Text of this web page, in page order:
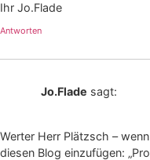
Ihr Jo.Flade
Antworten
Jo.Flade sagt:
Werter Herr Plätzsch –
diesen Blog einzufügen: